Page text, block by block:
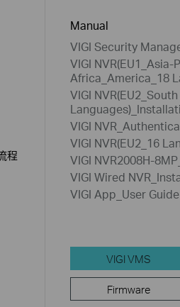
程
Manual
VIGI Security
VIGI
Africa_America_18
VIGI
VIGI
VIGI NVR(EU2_16
VIGI NVR2008H-
VIGI Wired
VIGI App_User Guide
VIGI VMS
Firmware